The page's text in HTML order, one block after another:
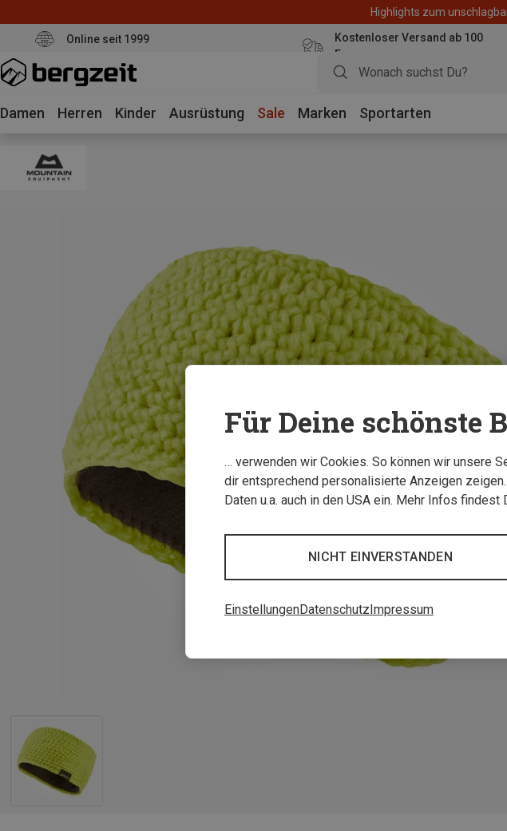
Highlights zum
Online seit 1999
Kostenloser Versand ab 100
Euro
Damen Herren Kinder Ausrüstung Sale Marken Sportarten
Für Deine schönste
… verwenden wir Cookies. So können wir unsere
dir entsprechend personalisierte Anzeigen
Daten u.a. auch in den USA ein. Mehr Infos findest
NICHT EINVERSTANDEN
EinstellungenDatenschutz Impressum